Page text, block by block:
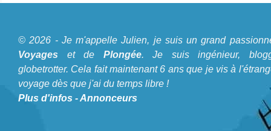
© 2026 - Je m'appelle Julien, je suis un grand
Voyages et de Plongée. Je suis ingénieur,
globetrotter. Cela fait maintenant 6 ans que je vis à
voyage dès que j'ai du temps libre !
Plus d'infos -Annonceurs